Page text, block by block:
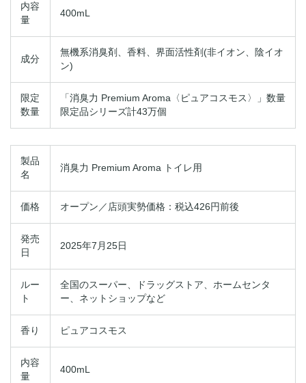
内容
量
400mL
成分
無機系消臭剤、香料、界面活性剤(非イオン、陰イオ
ン)
限定
数量
「消臭力 Premium Aroma〈ピュアコスモス〉」数量
限定品シリーズ計43万個
製品
名
消臭力 Premium Aroma トイレ用
価格 オープン／店頭実勢価格：税込426円前後
発売
日
2025年7月25日
ルー
ト
全国のスーパー、ドラッグストア、ホームセンタ
ー、ネットショップなど
香り ピュアコスモス
内容
量
400mL